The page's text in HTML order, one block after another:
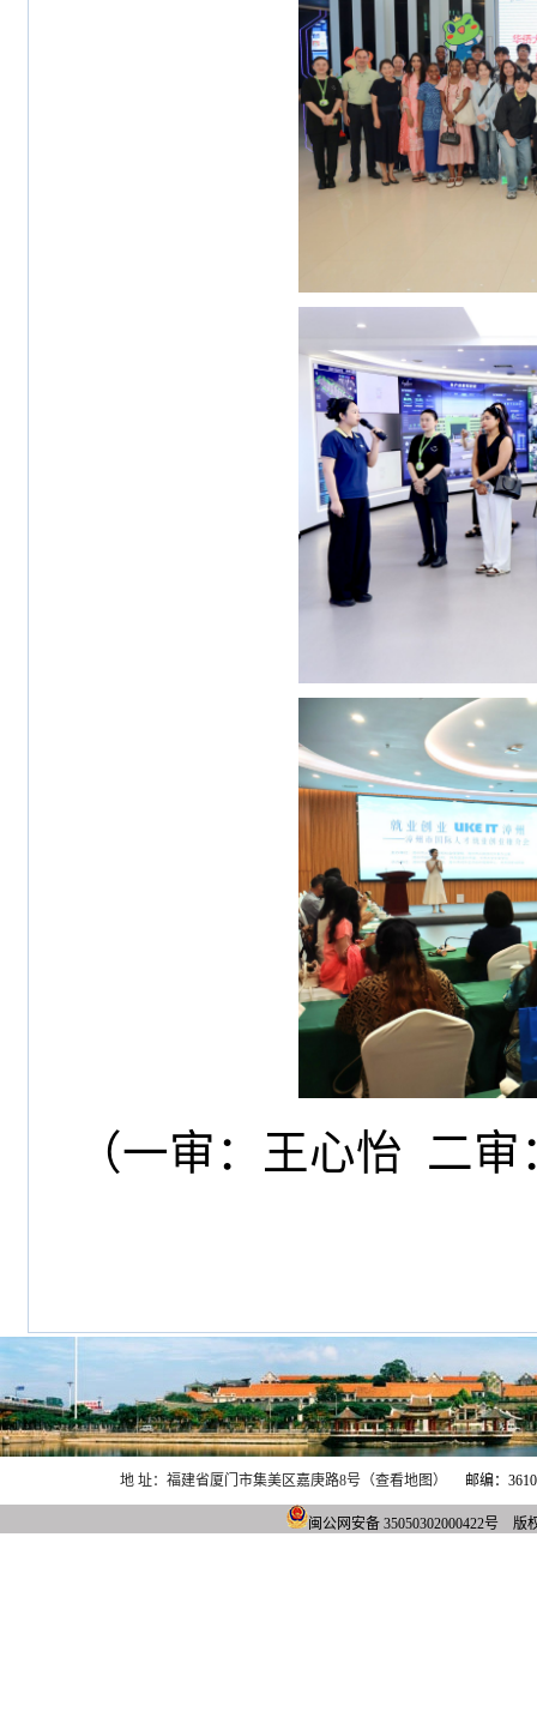
（一审：王心怡 二
地 址：福建省厦门市集美区嘉庚路8号（查看地图） 邮编：
闽公网安备 35050302000422号